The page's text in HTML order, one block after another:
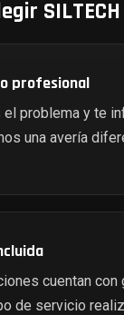
SILTECH
profesional
el problema y te
una avería
cuentan con
de servicio